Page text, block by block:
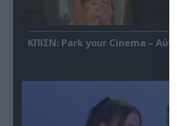
ΚΠΙΣΝ: Park your Cinema –